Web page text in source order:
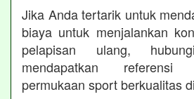
Jika Anda tertarik untuk
biaya untuk menjalankan
pelapisan ulang,
mendapatkan
permukaan sport berkualitas